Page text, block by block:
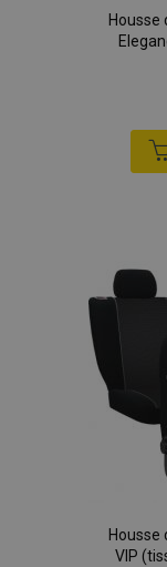
Housse
Housse
VIP